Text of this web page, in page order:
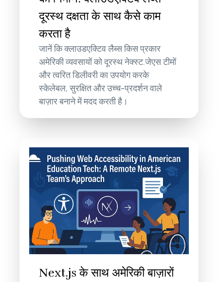
दूरस्थ दक्षता के साथ कैसे काम
करता है
जानें कि क्लाउडएक्टिव लैब्स किस प्रकार
अमेरिकी व्यवसायों को दूरस्थ नेक्स्ट.जेएस टीमों
और त्वरित डिलीवरी का उपयोग करके
स्केलेबल, सुरक्षित और उच्च-प्रदर्शन वाले
बाज़ार बनाने में मदद करती है।
Next.js के साथ अमेरिकी बाज़ारों